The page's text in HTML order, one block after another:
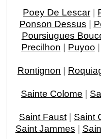
Poey De Lescar |
Ponson Dessus |
Poursiugues
Precilhon | Puyoo |
Rontignon |
Sainte Colome |
Saint Faust | Saint
Saint Jammes |